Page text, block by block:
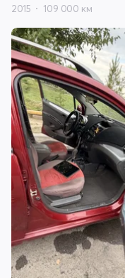
2015 109 000 км